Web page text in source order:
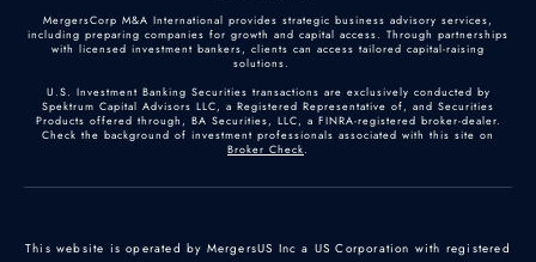
MergersCorp M&A International provides strategic business advisory services,
including preparing companies for growth and capital access. Through partnerships
with licensed investment bankers, clients can access tailored capital-raising
solutions.
U.S. Investment Banking Securities transactions are exclusively conducted by
Spektrum Capital Advisors LLC, a Registered Representative of, and Securities
Products offered through, BA Securities, LLC, a FINRA-registered broker-dealer.
Check the background of investment professionals associated with this site on
Broker Check.
This website is operated by MergersUS Inc a US Corporation with registered